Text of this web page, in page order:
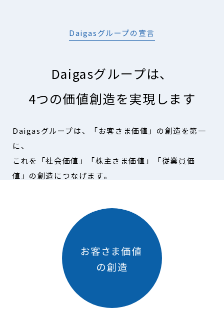
ソーシャルメディア一覧
Daigasグループの宣言
Daigasグループは、
4つの価値創造を実現します
Daigasグループは、「お客さま価値」の創造を第一
に、
これを「社会価値」「株主さま価値」「従業員価
値」の創造につなげます。